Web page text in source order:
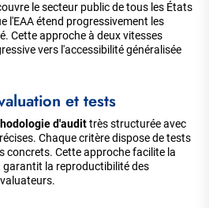
le secteur public de tous les États
l'EAA étend progressivement les
Cette approche à deux vitesses
vers l'accessibilité généralisée
et tests
d'audittrès structurée avec
Chaque critère dispose de tests
concrets. Cette approche facilite la
la reproductibilité des